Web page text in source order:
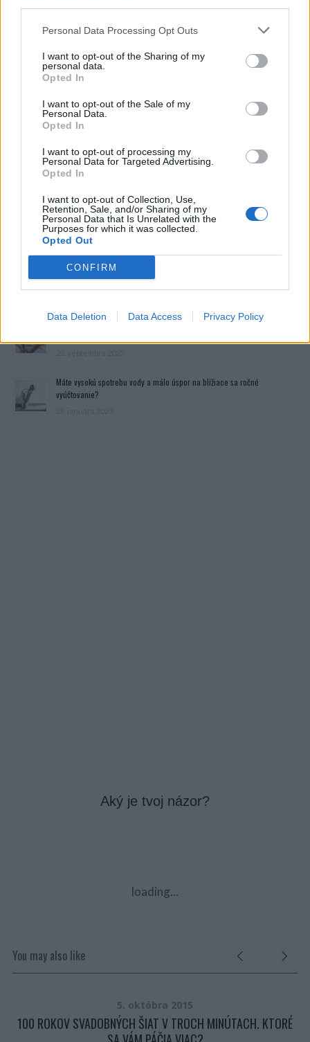
Personal Data Processing Opt Outs
I want to opt-out of the Sharing of my
personal data.
Opted In
I want to opt-out of the Sale of my
Personal Data.
Opted In
I want to opt-out of processing my
Personal Data for Targeted Advertising.
Opted In
I want to opt-out of Collection, Use,
Retention, Sale, and/or Sharing of my
Personal Data that Is Unrelated with the
Purposes for which it was collected.
Opted Out
CONFIRM
Data Deletion Data Access Privacy Policy
Prečítajte si aj
Dôverujte si, rozprávajte sa a užívajte si: 6 tipov, ako mať z intímneho
Máte vysokú spotrebu vody a málo úspor na blížiace sa ročné
vyúčtovanie?
Aký je tvoj názor?
loading...
You may also like
5. októbra 2015
100 ROKOV SVADOBNÝCH ŠIAT V TROCH MINÚTACH. KTORÉ